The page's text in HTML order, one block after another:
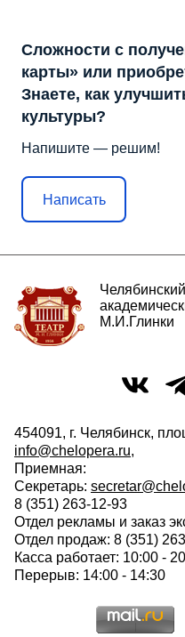
Сложности с
карты» или
Знаете, как
культуры?
Напишите — решим!
Написать
М.И.Глинки
454091, г. Челябинск,
info@chelopera.ru,
Приемная:
Секретарь:
8 (351) 263-12-93
Отдел рекламы и заказ
Отдел продаж: 8 (351)
Касса работает: 10:00 -
Перерыв: 14:00 - 14:30